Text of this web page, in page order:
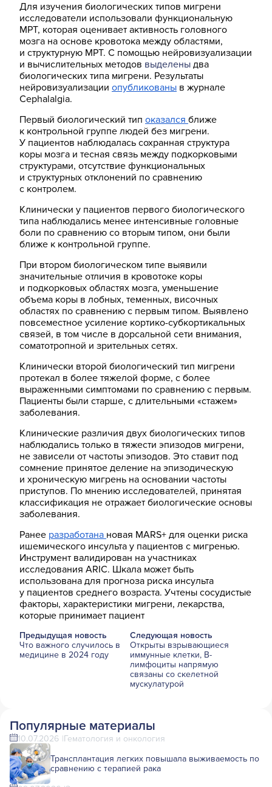
Для изучения биологических типов мигрени
исследователи использовали функциональную
МРТ, которая оценивает активность головного
мозга на основе кровотока между областями,
и структурную МРТ. С помощью нейровизуализации
и вычислительных методов выделены два
биологических типа мигрени. Результаты
нейровизуализации опубликованы в журнале
Cephalalgia.
Первый биологический тип оказался ближе
к контрольной группе людей без мигрени.
У пациентов наблюдалась сохранная структура
коры мозга и тесная связь между подкорковыми
структурами, отсутствие функциональных
и структурных отклонений по сравнению
с контролем.
Клинически у пациентов первого биологического
типа наблюдались менее интенсивные головные
боли по сравнению со вторым типом, они были
ближе к контрольной группе.
При втором биологическом типе выявили
значительные отличия в кровотоке коры
и подкорковых областях мозга, уменьшение
объема коры в лобных, теменных, височных
областях по сравнению с первым типом. Выявлено
повсеместное усиление кортико-субкортикальных
связей, в том числе в дорсальной сети внимания,
соматотропной и зрительных сетях.
Клинически второй биологический тип мигрени
протекал в более тяжелой форме, с более
выраженными симптомами по сравнению с первым.
Пациенты были старше, с длительными «стажем»
заболевания.
Клинические различия двух биологических типов
наблюдались только в тяжести эпизодов мигрени,
не зависели от частоты эпизодов. Это ставит под
сомнение принятое деление на эпизодическую
и хроническую мигрень на основании частоты
приступов. По мнению исследователей, принятая
классификация не отражает биологические основы
заболевания.
Ранее разработана новая MARS+ для оценки риска
ишемического инсульта у пациентов с мигренью.
Инструмент валидирован на участниках
исследования ARIC. Шкала может быть
использована для прогноза риска инсульта
у пациентов среднего возраста. Учтены сосудистые
факторы, характеристики мигрени, лекарства,
которые принимает пациент
Предыдущая новость
Что важного случилось в
медицине в 2024 году
Следующая новость
Открыты взрывающиеся
иммунные клетки, В-
лимфоциты напрямую
связаны со скелетной
мускулатурой
Популярные материалы
10.07.2026 Гематология и онкология
Трансплантация легких повышала выживаемость по
сравнению с терапией рака